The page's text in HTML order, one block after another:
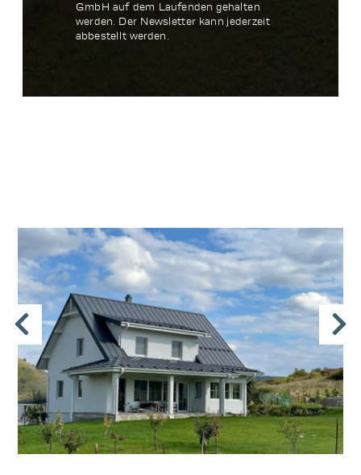
GmbH auf dem Laufenden gehalten
werden. Der Newsletter kann jederzeit
abbestellt werden.